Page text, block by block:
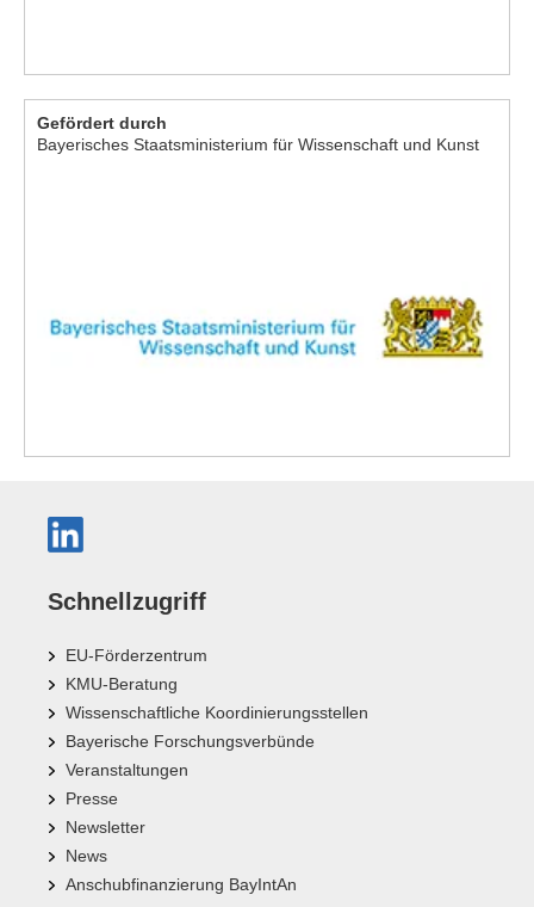
Gefördert durch
Bayerisches Staatsministerium für Wissenschaft und Kunst
Schnellzugriff
EU-Förderzentrum
KMU-Beratung
Wissenschaftliche Koordinierungsstellen
Bayerische Forschungsverbünde
Veranstaltungen
Presse
Newsletter
News
Anschubfinanzierung BayIntAn